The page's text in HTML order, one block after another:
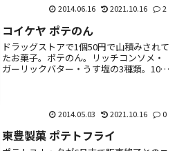
304カロリー。早...2014.06.16 2021.10.16 2
コイケヤ ポテのん
ドラッグストアで1個50円で山積みされて
たお菓子。ポテのん。リッチコンソメ・
ガーリックバター・うす塩の3種類。105
2014.05.03 2021.10.16 0
東豊製菓 ポテトフライ